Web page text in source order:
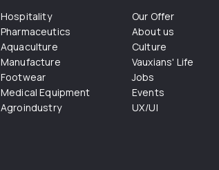
Hospitality
Pharmaceutics
Aquaculture
Manufacture
Footwear
Medical Equipment
Agroindustry
Our Offer
About us
Culture
Vauxians' Life
Jobs
Events
UX/UI